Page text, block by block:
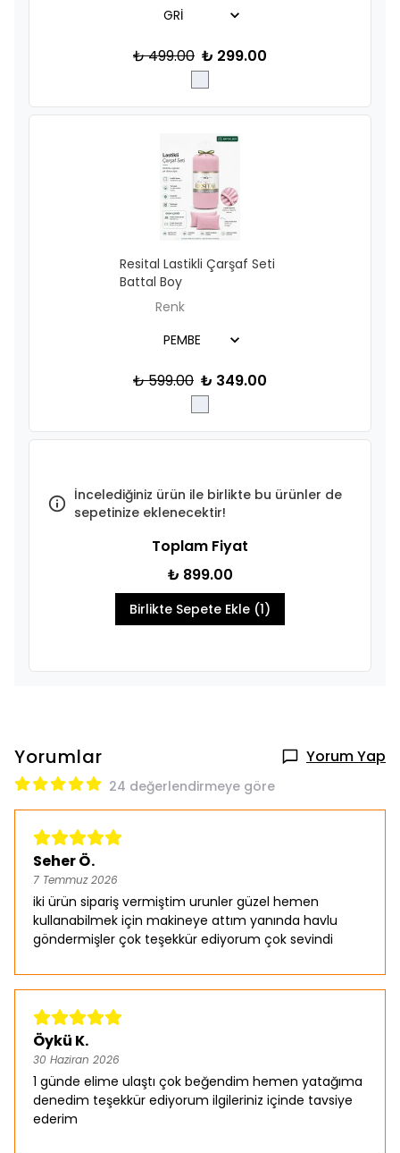
₺ 499.00 ₺ 299.00
Resital Lastikli Çarşaf Seti
Battal Boy
Renk
₺ 599.00 ₺ 349.00
İncelediğiniz ürün ile birlikte bu ürünler de
sepetinize eklenecektir!
Toplam Fiyat
₺ 899.00
Birlikte Sepete Ekle (1)
Yorumlar Yorum Yap
24 değerlendirmeye göre
Seher Ö.
7 Temmuz 2026
iki ürün sipariş vermiştim urunler güzel hemen
kullanabilmek için makineye attım yanında havlu
göndermişler çok teşekkür ediyorum çok sevindi
Öykü K.
30 Haziran 2026
1 günde elime ulaştı çok beğendim hemen yatağıma
denedim teşekkür ediyorum ilgileriniz içinde tavsiye
ederim